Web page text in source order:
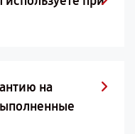
на